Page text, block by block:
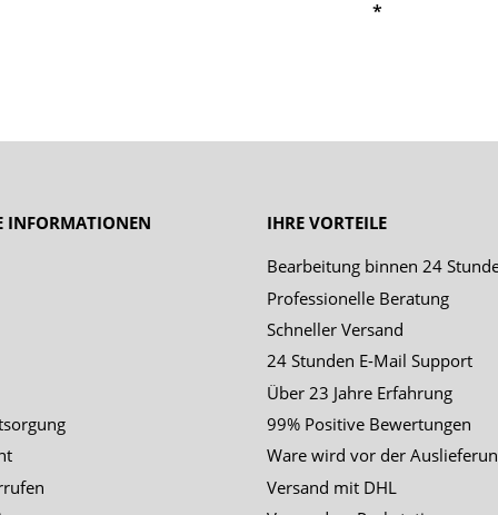
*
INFORMATIONEN
IHRE VORTEILE
Bearbeitung binnen 24
Professionelle Beratung
Schneller Versand
24 Stunden E-Mail Support
Über 23 Jahre Erfahrung
99% Positive Bewertungen
Ware wird vor der
Versand mit DHL